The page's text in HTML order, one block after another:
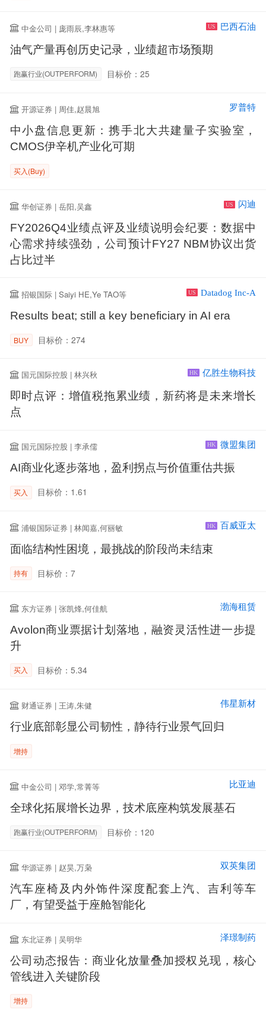
中金公司 | 庞雨辰,李林惠等 US 巴西石油
油气产量再创历史记录，业绩超市场预期
跑赢行业(OUTPERFORM) 目标价：25
开源证券 | 周佳,赵晨旭 罗普特
中小盘信息更新：携手北大共建量子实验室，
CMOS伊辛机产业化可期
买入(Buy)
华创证券 | 岳阳,吴鑫 US 闪迪
FY2026Q4业绩点评及业绩说明会纪要：数据中
心需求持续强劲，公司预计FY27 NBM协议出货
占比过半
招银国际 | Saiyi HE,Ye TAO等 US Datadog Inc-A
Results beat; still a key beneficiary in AI era
BUY 目标价：274
国元国际控股 | 林兴秋 HK 亿胜生物科技
即时点评：增值税拖累业绩，新药将是未来增长
点
国元国际控股 | 李承儒 HK 微盟集团
AI商业化逐步落地，盈利拐点与价值重估共振
买入 目标价：1.61
浦银国际证券 | 林闻嘉,何丽敏 HK 百威亚太
面临结构性困境，最挑战的阶段尚未结束
持有 目标价：7
东方证券 | 张凯烽,何佳航 渤海租赁
Avolon商业票据计划落地，融资灵活性进一步提
升
买入 目标价：5.34
财通证券 | 王涛,朱健 伟星新材
行业底部彰显公司韧性，静待行业景气回归
增持
中金公司 | 邓学,常菁等 比亚迪
全球化拓展增长边界，技术底座构筑发展基石
跑赢行业(OUTPERFORM) 目标价：120
华源证券 | 赵昊,万枭 双英集团
汽车座椅及内外饰件深度配套上汽、吉利等车
厂，有望受益于座舱智能化
东北证券 | 吴明华 泽璟制药
公司动态报告：商业化放量叠加授权兑现，核心
管线进入关键阶段
增持